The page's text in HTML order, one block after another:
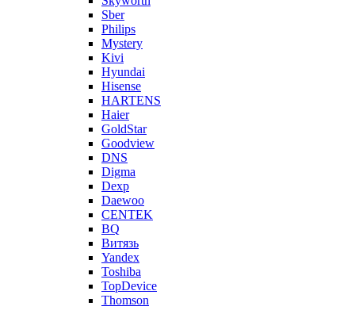
Sber
Philips
Mystery
Kivi
Hyundai
Hisense
HARTENS
Haier
GoldStar
Goodview
DNS
Digma
Dexp
Daewoo
CENTEK
BQ
Витязь
Yandex
Toshiba
TopDevice
Thomson